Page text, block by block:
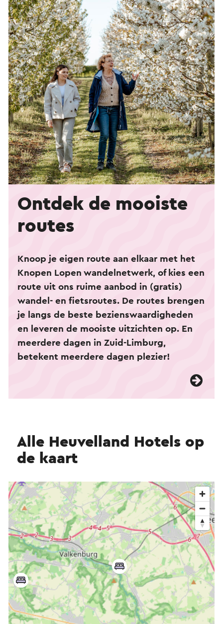
Ontdek de mooiste
routes
Knoop je eigen route aan elkaar met het
Knopen Lopen wandelnetwerk, of kies een
route uit ons ruime aanbod in (gratis)
wandel- en fietsroutes. De routes brengen
je langs de beste bezienswaardigheden
en leveren de mooiste uitzichten op. En
meerdere dagen in Zuid-Limburg,
betekent meerdere dagen plezier!
Alle Heuvelland Hotels op
de kaart